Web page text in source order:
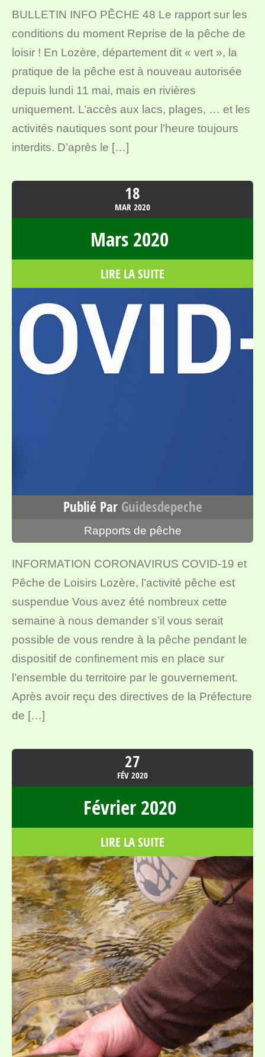
BULLETIN INFO PÊCHE 48 Le rapport sur les
conditions du moment Reprise de la pêche de
loisir ! En Lozère, département dit « vert », la
pratique de la pêche est à nouveau autorisée
depuis lundi 11 mai, mais en rivières
uniquement. L’accès aux lacs, plages, … et les
activités nautiques sont pour l’heure toujours
interdits. D’après le […]
18
MAR2020
Mars 2020
LIRE LA SUITE
Publié Par Guidesdepeche
Rapports de pêche
INFORMATION CORONAVIRUS COVID-19 et
Pêche de Loisirs Lozère, l’activité pêche est
suspendue Vous avez été nombreux cette
semaine à nous demander s’il vous serait
possible de vous rendre à la pêche pendant le
dispositif de confinement mis en place sur
l’ensemble du territoire par le gouvernement.
Après avoir reçu des directives de la Préfecture
de […]
27
FÉV2020
Février 2020
LIRE LA SUITE